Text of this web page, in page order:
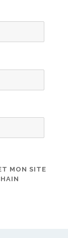
MON SITE